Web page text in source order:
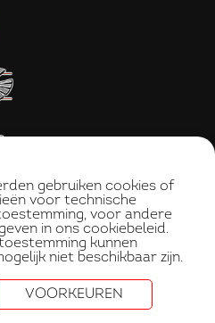
gebruiken cookies of
voor technische
voor andere
in ons cookiebeleid.
kunnen
niet beschikbaar zijn.
VOORKEUREN